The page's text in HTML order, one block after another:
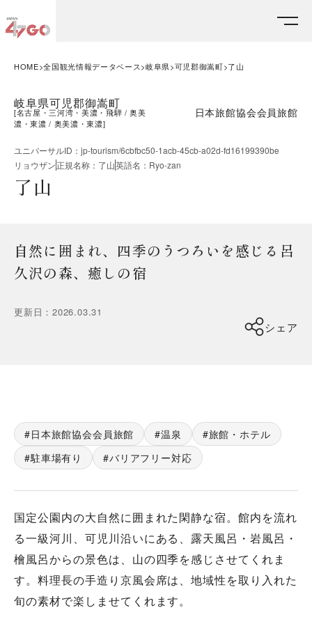
HOME 全国観光情報データベース 岐阜県 可児郡御嵩町 了山
岐阜県可児郡御嵩町
[名古屋・三河湾・美濃・飛騨
奥美
濃・東濃
奥美濃・東濃]
日本旅館協会会員旅館
ユニバーサルID ： jp-tourism/6cbfbc50-1acb-45cb-a02d-fd16199390be
リョウザン正規名称 ： 了山英語名 ： Ryo-zan
了山
自然に囲まれ、四季のうつろいを感じる呂
久沢の森、癒しの宿
更新日 ：2026.03.31
シェア
日本旅館協会会員旅館 温泉
旅館・ホテル
駐車場有り
バリアフリー対応
国定公園内の大自然に囲まれた閑静な宿。館内を流れ
る一級河川、可児川沿いにある、露天風呂・岩風呂・
檜風呂からの景色は、山の四季を感じさせてくれま
す。料理長の手造り京風会席は、地域性を取り入れた
旬の素材で楽しませてくれます。